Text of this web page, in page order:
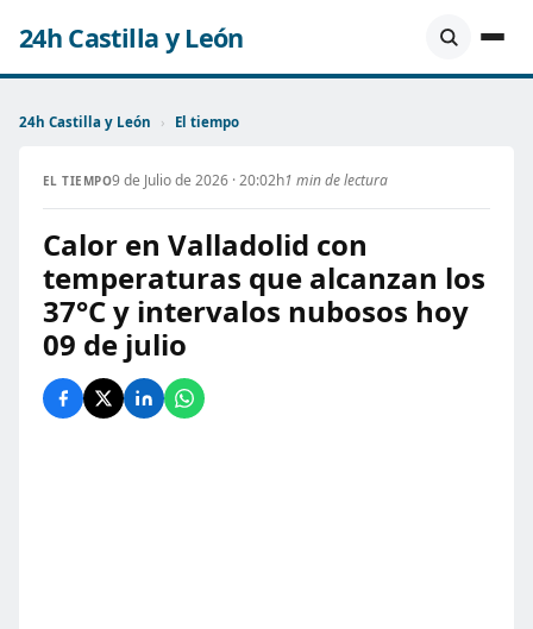
24h Castilla y León
24h Castilla y León › El tiempo
EL TIEMPO9 de Julio de 2026 · 20:02h1 min de lectura
Calor en Valladolid con
temperaturas que alcanzan los
37°C y intervalos nubosos hoy
09 de julio